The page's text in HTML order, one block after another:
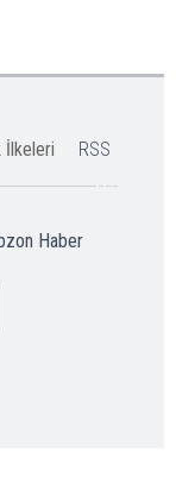
İlkeleri RSS
Haber